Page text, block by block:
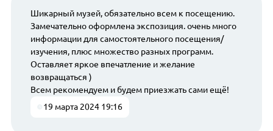
Шикарный музей, обязательно всем к посещению.
Замечательно оформлена экспозиция. очень много
информации для самостоятельного посещения/
изучения, плюс множество разных программ.
Оставляет яркое впечатление и желание
возвращаться )
Всем рекомендуем и будем приезжать сами ещё!
19 марта 2024 19:16